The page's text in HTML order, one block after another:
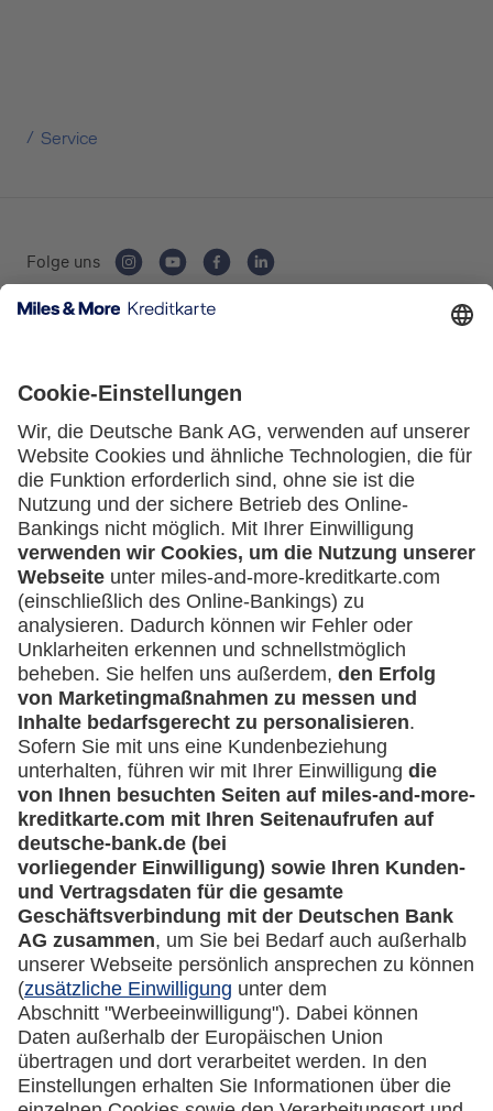
Service
Folge uns
Service
Häufige Fragen
Downloadcenter
Kontakt
Mehr
Kreditkarten-Banking
miles-and-more.com
lufthansa.com
Rechtliches
Impressum
Datenschutz
Cookie Einstellungen